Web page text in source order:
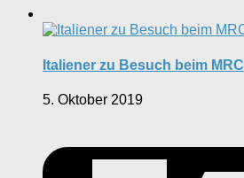
Italiener zu Besuch beim MRC
5. Oktober 2019